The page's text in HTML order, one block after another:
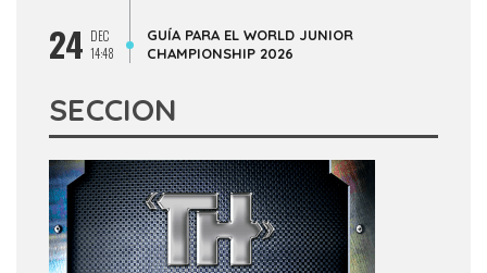
24 DEC
14:48
GUÍA PARA EL WORLD JUNIOR
CHAMPIONSHIP 2026
SECCION